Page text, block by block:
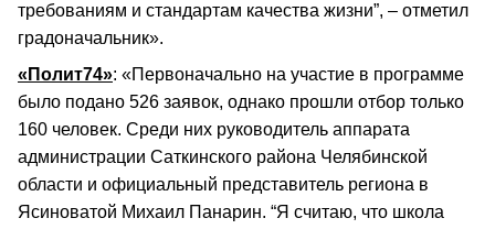
требованиям и стандартам качества жизни”, – отметил
градоначальник».
«Полит74»: «Первоначально на участие в программе
было подано 526 заявок, однако прошли отбор только
160 человек. Среди них руководитель аппарата
администрации Саткинского района Челябинской
области и официальный представитель региона в
Ясиноватой Михаил Панарин. “Я считаю, что школа